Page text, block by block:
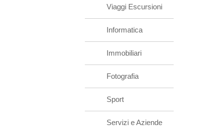
Viaggi Escursioni
Informatica
Immobiliari
Fotografia
Sport
Servizi e Aziende